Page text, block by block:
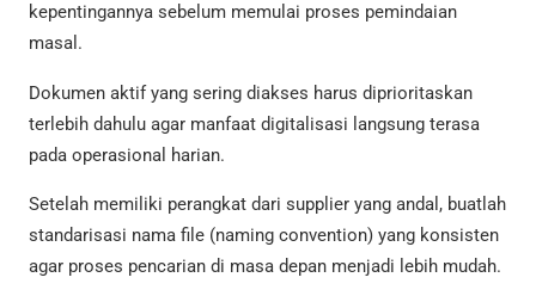
kepentingannya sebelum memulai proses pemindaian
masal.
Dokumen aktif yang sering diakses harus diprioritaskan
terlebih dahulu agar manfaat digitalisasi langsung terasa
pada operasional harian.
Setelah memiliki perangkat dari supplier yang andal, buatlah
standarisasi nama file (naming convention) yang konsisten
agar proses pencarian di masa depan menjadi lebih mudah.